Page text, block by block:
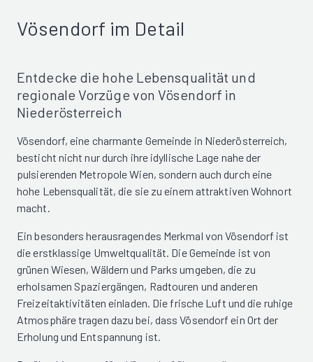
Vösendorf im Detail
Entdecke die hohe Lebensqualität und
regionale Vorzüge von Vösendorf in
Niederösterreich
Vösendorf, eine charmante Gemeinde in Niederösterreich,
besticht nicht nur durch ihre idyllische Lage nahe der
pulsierenden Metropole Wien, sondern auch durch eine
hohe Lebensqualität, die sie zu einem attraktiven Wohnort
macht.
Ein besonders herausragendes Merkmal von Vösendorf ist
die erstklassige Umweltqualität. Die Gemeinde ist von
grünen Wiesen, Wäldern und Parks umgeben, die zu
erholsamen Spaziergängen, Radtouren und anderen
Freizeitaktivitäten einladen. Die frische Luft und die ruhige
Atmosphäre tragen dazu bei, dass Vösendorf ein Ort der
Erholung und Entspannung ist.